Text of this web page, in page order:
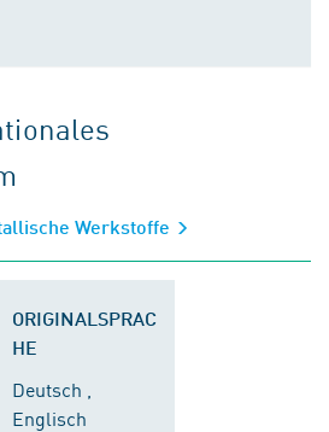
Werkstoffe
ORIGINALSPRAC
HE
Deutsch ,
Englisch